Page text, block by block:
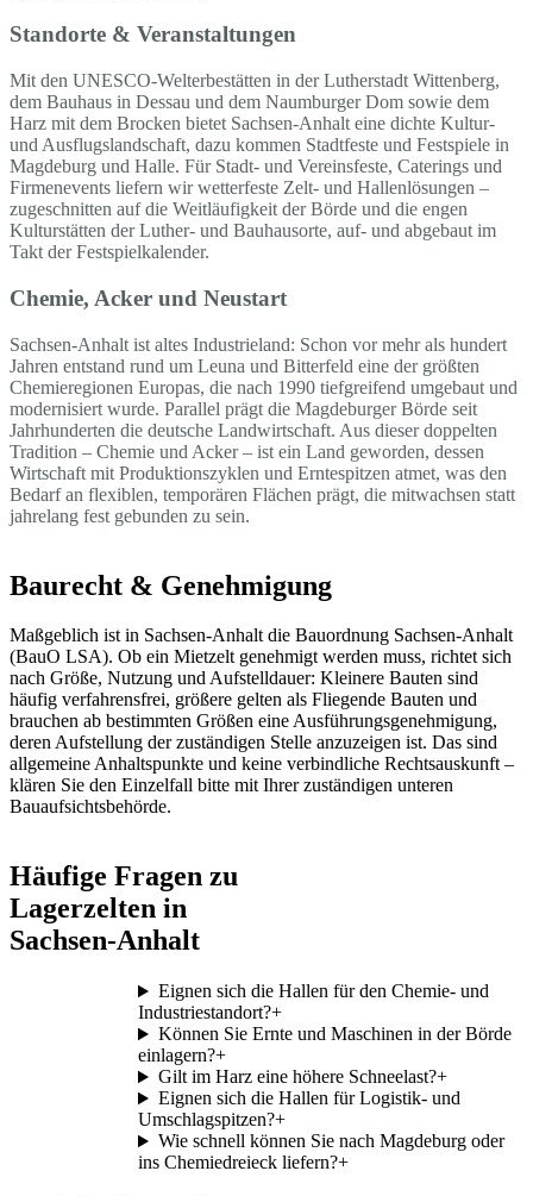
Standorte & Veranstaltungen
Mit den UNESCO-Welterbestätten in der Lutherstadt Wittenberg,
dem Bauhaus in Dessau und dem Naumburger Dom sowie dem
Harz mit dem Brocken bietet Sachsen-Anhalt eine dichte Kultur-
und Ausflugslandschaft, dazu kommen Stadtfeste und Festspiele in
Magdeburg und Halle. Für Stadt- und Vereinsfeste, Caterings und
Firmenevents liefern wir wetterfeste Zelt- und Hallenlösungen –
zugeschnitten auf die Weitläufigkeit der Börde und die engen
Kulturstätten der Luther- und Bauhausorte, auf- und abgebaut im
Takt der Festspielkalender.
Chemie, Acker und Neustart
Sachsen-Anhalt ist altes Industrieland: Schon vor mehr als hundert
Jahren entstand rund um Leuna und Bitterfeld eine der größten
Chemieregionen Europas, die nach 1990 tiefgreifend umgebaut und
modernisiert wurde. Parallel prägt die Magdeburger Börde seit
Jahrhunderten die deutsche Landwirtschaft. Aus dieser doppelten
Tradition – Chemie und Acker – ist ein Land geworden, dessen
Wirtschaft mit Produktionszyklen und Erntespitzen atmet, was den
Bedarf an flexiblen, temporären Flächen prägt, die mitwachsen statt
jahrelang fest gebunden zu sein.
Baurecht & Genehmigung
Maßgeblich ist in Sachsen-Anhalt die Bauordnung Sachsen-Anhalt
(BauO LSA). Ob ein Mietzelt genehmigt werden muss, richtet sich
nach Größe, Nutzung und Aufstelldauer: Kleinere Bauten sind
häufig verfahrensfrei, größere gelten als Fliegende Bauten und
brauchen ab bestimmten Größen eine Ausführungsgenehmigung,
deren Aufstellung der zuständigen Stelle anzuzeigen ist. Das sind
allgemeine Anhaltspunkte und keine verbindliche Rechtsauskunft –
klären Sie den Einzelfall bitte mit Ihrer zuständigen unteren
Bauaufsichtsbehörde.
Häufige Fragen zu
Lagerzelten in
Sachsen-Anhalt
Eignen sich die Hallen für den Chemie- und
Industriestandort?+
Können Sie Ernte und Maschinen in der Börde
einlagern?+
Gilt im Harz eine höhere Schneelast?+
Eignen sich die Hallen für Logistik- und
Umschlagspitzen?+
Wie schnell können Sie nach Magdeburg oder
ins Chemiedreieck liefern?+